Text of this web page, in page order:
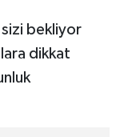
bekliyor
dikkat